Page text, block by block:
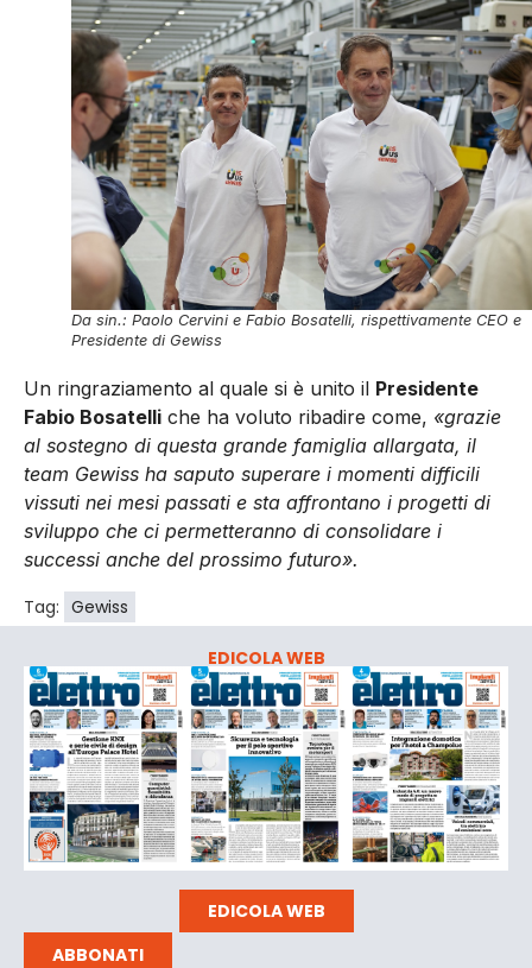
Da sin.: Paolo Cervini e Fabio Bosatelli, rispettivamente CEO e
Presidente di Gewiss
Un ringraziamento al quale si è unito il Presidente
Fabio Bosatelli che ha voluto ribadire come, «grazie
al sostegno di questa grande famiglia allargata, il
team Gewiss ha saputo superare i momenti difficili
vissuti nei mesi passati e sta affrontano i progetti di
sviluppo che ci permetteranno di consolidare i
successi anche del prossimo futuro».
Tag: Gewiss
EDICOLA WEB
EDICOLA WEB
ABBONATI